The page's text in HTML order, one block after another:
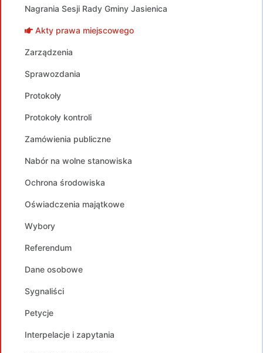
Nagrania Sesji Rady Gminy Jasienica
Akty prawa miejscowego
Zarządzenia
Sprawozdania
Protokoły
Protokoły kontroli
Zamówienia publiczne
Nabór na wolne stanowiska
Ochrona środowiska
Oświadczenia majątkowe
Wybory
Referendum
Dane osobowe
Sygnaliści
Petycje
Interpelacje i zapytania